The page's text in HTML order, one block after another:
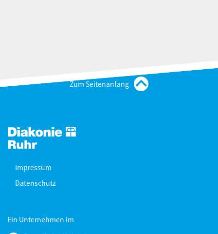
Zum Seitenanfang
Impressum
Datenschutz
Ein Unternehmen im